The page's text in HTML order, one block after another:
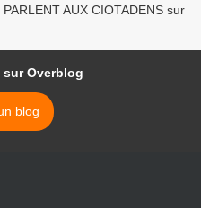
AUX CIOTADENS sur
Overblog
blog